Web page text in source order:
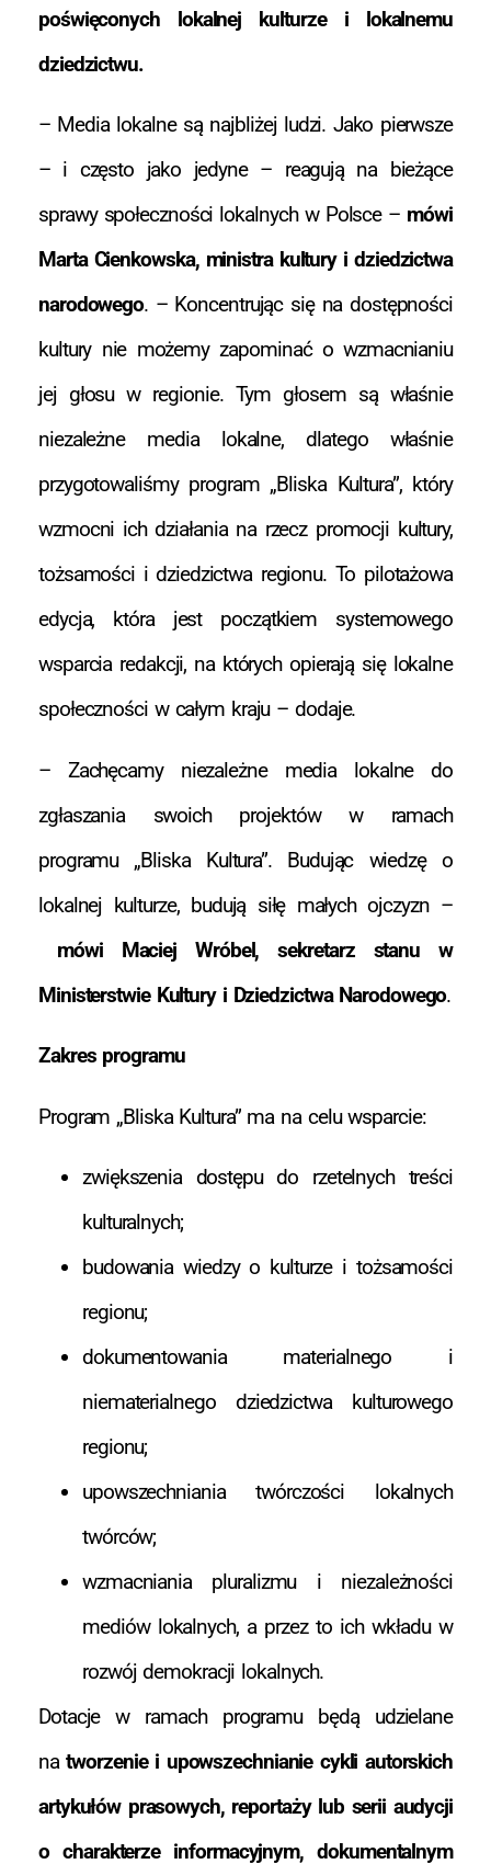
poświęconych lokalnej kulturze i lokalnemu
dziedzictwu.
– Media lokalne są najbliżej ludzi. Jako pierwsze
– i często jako jedyne – reagują na bieżące
sprawy społeczności lokalnych w Polsce – mówi
Marta Cienkowska, ministra kultury i dziedzictwa
narodowego. – Koncentrując się na dostępności
kultury nie możemy zapominać o wzmacnianiu
jej głosu w regionie. Tym głosem są właśnie
niezależne media lokalne, dlatego właśnie
przygotowaliśmy program „Bliska Kultura”, który
wzmocni ich działania na rzecz promocji kultury,
tożsamości i dziedzictwa regionu. To pilotażowa
edycja, która jest początkiem systemowego
wsparcia redakcji, na których opierają się lokalne
społeczności w całym kraju – dodaje.
– Zachęcamy niezależne media lokalne do
zgłaszania swoich projektów w ramach
programu „Bliska Kultura”. Budując wiedzę o
lokalnej kulturze, budują siłę małych ojczyzn –
mówi Maciej Wróbel, sekretarz stanu w
Ministerstwie Kultury i Dziedzictwa Narodowego.
Zakres programu
Program „Bliska Kultura” ma na celu wsparcie:
zwiększenia dostępu do rzetelnych treści
kulturalnych;
budowania wiedzy o kulturze i tożsamości
regionu;
dokumentowania materialnego i
niematerialnego dziedzictwa kulturowego
regionu;
upowszechniania twórczości lokalnych
twórców;
wzmacniania pluralizmu i niezależności
mediów lokalnych, a przez to ich wkładu w
rozwój demokracji lokalnych.
Dotacje w ramach programu będą udzielane
natworzenie i upowszechnianie cykli autorskich
artykułów prasowych, reportaży lub serii audycji
o charakterze informacyjnym, dokumentalnym